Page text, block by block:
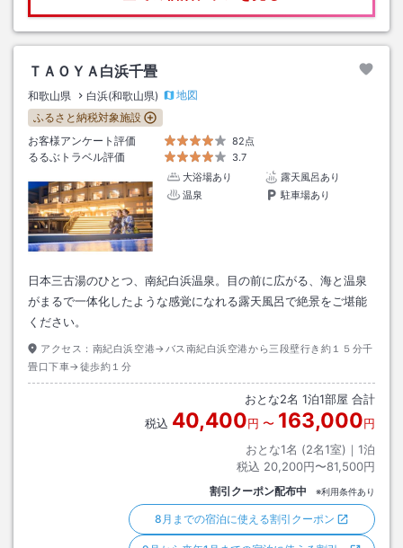
ＴＡＯＹＡ白浜千畳
和歌山県 白浜(和歌山県)
地図
ふるさと納税対象施設
お客様アンケート評価
82点
るるぶトラベル評価
3.7
大浴場あり
露天風呂あり
温泉
駐車場あり
日本三古湯のひとつ、南紀白浜温泉。目の前に広がる、海と温泉
がまるで一体化したような感覚になれる露天風呂で絶景をご堪能
ください。
アクセス： 南紀白浜空港→バス南紀白浜空港から三段壁行き約１５分千
畳口下車→徒歩約１分
おとな2名 1泊1部屋 合計
税込 40,400円 〜 163,000円
おとな1名 (2名1室)｜ 1泊
税込 20,200円〜81,500円
割引クーポン配布中 ※利用条件あり
8月までの宿泊に使える割引クーポン